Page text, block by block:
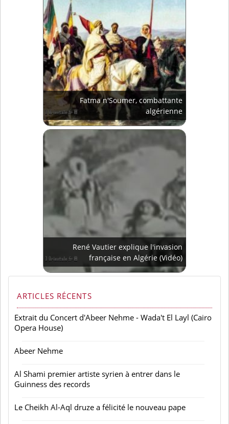
Fatma n'Soumer, combattante
algérienne
René Vautier explique l'invasion
française en Algérie (Vidéo)
ARTICLES RÉCENTS
Extrait du Concert d'Abeer Nehme - Wada't El Layl (Cairo
Opera House)
Abeer Nehme
Al Shami premier artiste syrien à entrer dans le
Guinness des records
Le Cheikh Al-Aql druze a félicité le nouveau pape